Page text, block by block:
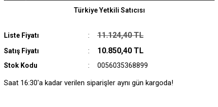
Liste Fiyatı 11.124,40 TL
Satış Fiyatı 10.850,40 TL
Stok Kodu 0056035368899
Türkiye Yetkili Satıcısı
Saat 16:30'a kadar verilen siparişler aynı gün kargoda!